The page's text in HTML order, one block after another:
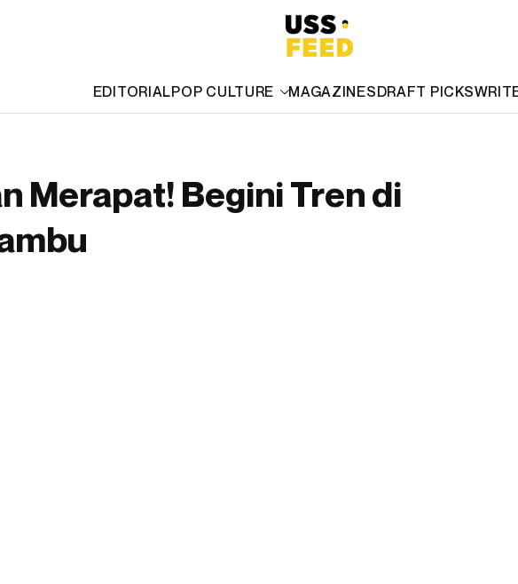
EDITORIALPOP CULTURE MAGAZINESDRAFT PICKS
Merapat! Begini Tren di